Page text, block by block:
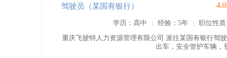
驾驶员（某国有银行）
学历：高中 | 经验：5年 | 职位性
重庆飞驶特人力资源管理有限公司 派往某国有银行驾
出车，安全管护车辆，